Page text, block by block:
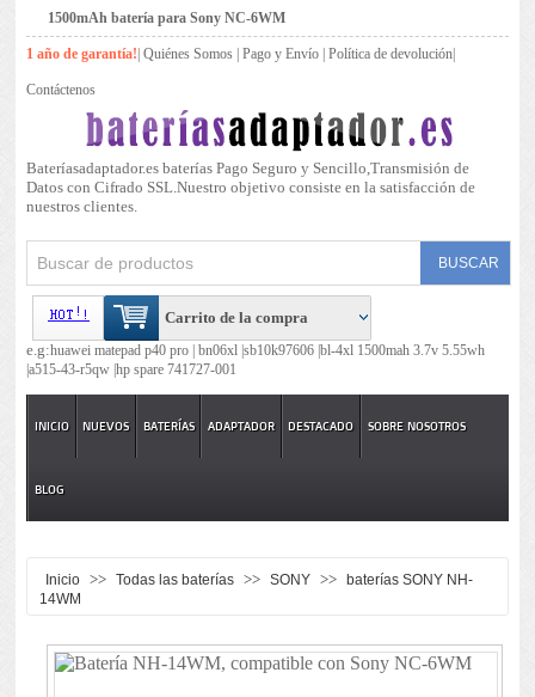
1500mAh batería para Sony NC-6WM
1 año de garantía! |Quiénes Somos |Pago y Envío |Política de devolución
Contáctenos
Bateríasadaptador.es baterías Pago Seguro y Sencillo,Transmisión de
Datos con Cifrado SSL.Nuestro objetivo consiste en la satisfacción de
nuestros clientes.
Carrito de la compra
e.g:huawei matepad p40 pro |bn06xl |sb10k97606 |bl-4xl 1500mah 3.7v 5.55wh
|a515-43-r5qw |hp spare 741727-001
INICIO NUEVOS BATERÍAS ADAPTADOR DESTACADO SOBRE NOSOTROS
BLOG
Inicio >> Todas las baterías >> SONY >>
baterías SONY NH-
14WM